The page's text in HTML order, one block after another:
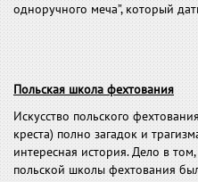
одноручного меча”, который
Польская школа фехтования
Искусство польского
креста) полно загадок и
интересная история. Дело в
польской школы фехтования